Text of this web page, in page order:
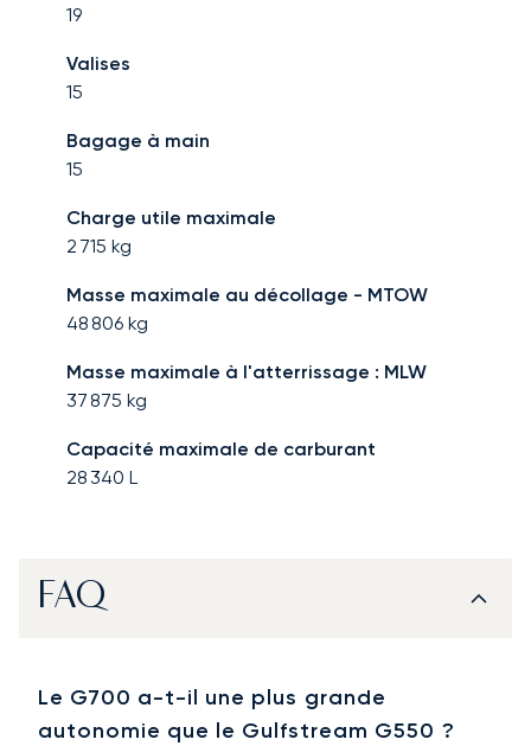
19
Valises
15
Bagage à main
15
Charge utile maximale
2 715 kg
Masse maximale au décollage - MTOW
48 806 kg
Masse maximale à l'atterrissage : MLW
37 875 kg
Capacité maximale de carburant
28 340 L
FAQ
Le G700 a-t-il une plus grande
autonomie que le Gulfstream G550 ?